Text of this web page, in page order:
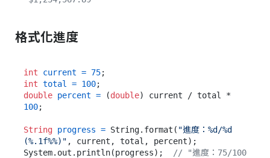
格式化進度
int current = 75
int total = 100
double percent = (double
100;
String progress = String.format( "進度：%d/%d
(%.1f%%)" , current, total, percent);
System.out.println(progress);
// "進度：75/100